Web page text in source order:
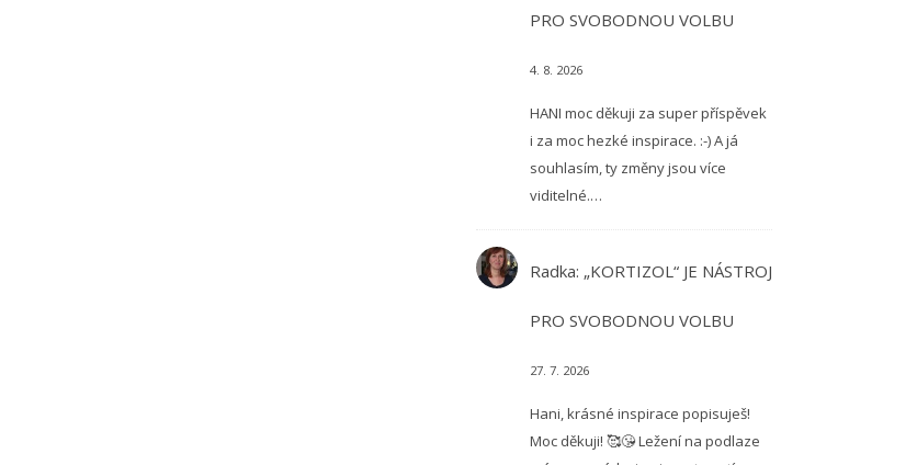
PRO SVOBODNOU VOLBU
4. 8. 2026
HANI moc děkuji za super příspěvek
i za moc hezké inspirace. :-) A já
souhlasím, ty změny jsou více
viditelné.…
Radka: „KORTIZOL“ JE NÁSTROJ
PRO SVOBODNOU VOLBU
27. 7. 2026
Hani, krásné inspirace popisuješ!
Moc děkuji! 🥰😘 Ležení na podlaze